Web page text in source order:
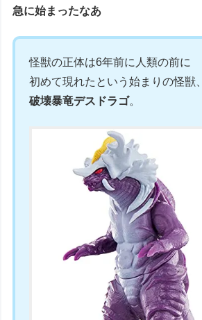
急に始まったなあ
怪獣の正体は6年前に人類の前に
初めて現れたという始まりの怪獣、
破壊暴竜デスドラゴ。